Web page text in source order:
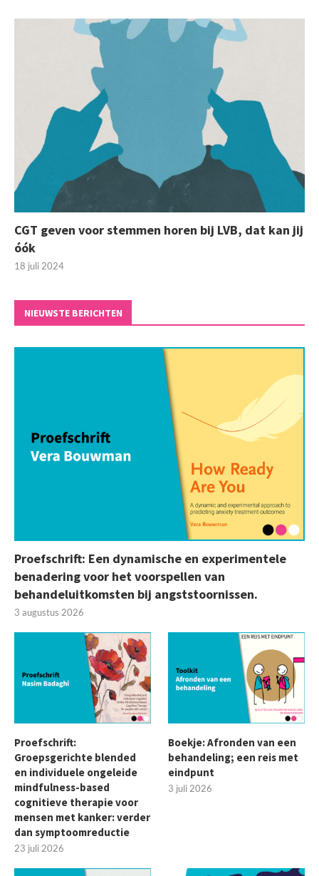
CGT geven voor stemmen horen bij LVB, dat kan jij
óók
18 juli 2024
NIEUWSTE BERICHTEN
Proefschrift: Een dynamische en experimentele
benadering voor het voorspellen van
behandeluitkomsten bij angststoornissen.
3 augustus 2026
Proefschrift:
Groepsgerichte blended
en individuele ongeleide
mindfulness-based
cognitieve therapie voor
mensen met kanker: verder
dan symptoomreductie
23 juli 2026
Boekje: Afronden van een
behandeling; een reis met
eindpunt
3 juli 2026